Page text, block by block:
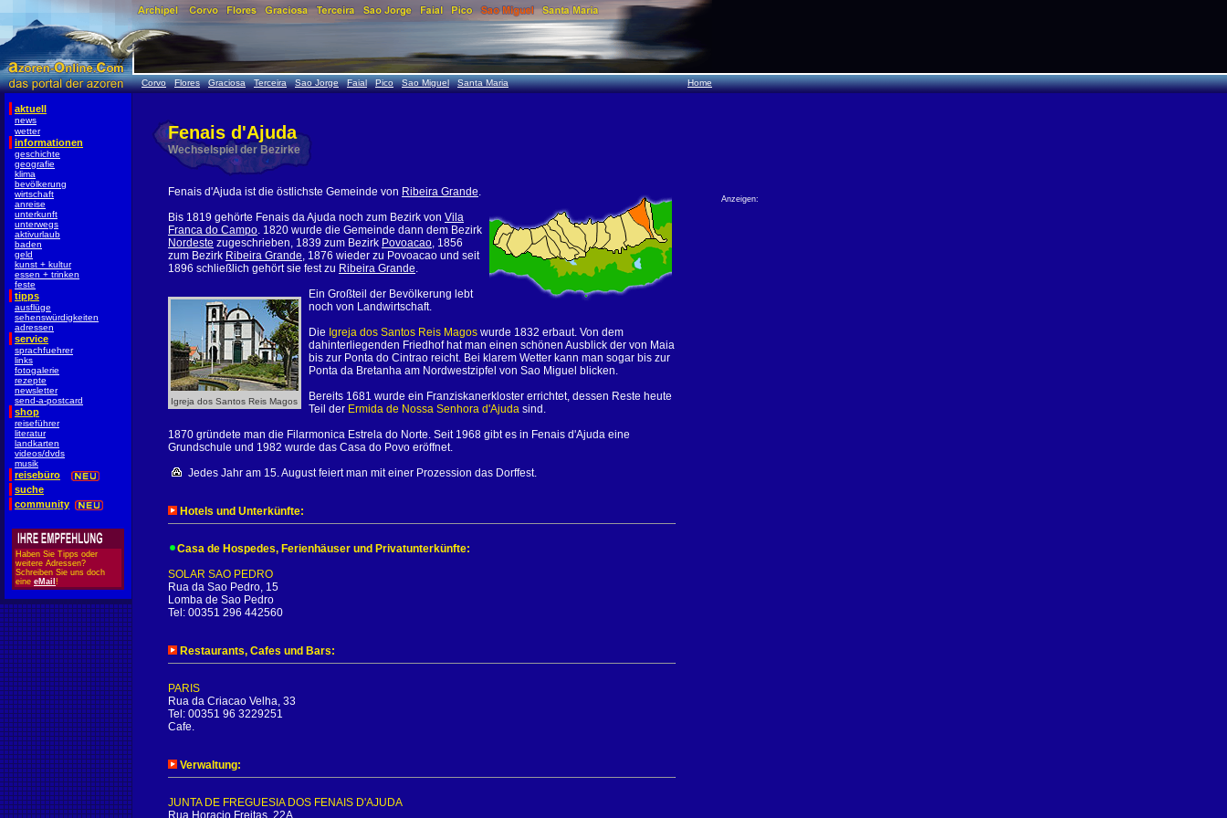
Corvo Flores Graciosa Terceira Sao Jorge Faial Pico Sao Miguel Santa Maria Home
aktuell
news
wetter
informationen
geschichte
geografie
klima
bevölkerung
wirtschaft
anreise
unterkunft
unterwegs
aktivurlaub
baden
geld
kunst + kultur
essen + trinken
feste
tipps
ausflüge
sehenswürdigkeiten
adressen
service
sprachfuehrer
links
fotogalerie
rezepte
newsletter
send-a-postcard
shop
reiseführer
literatur
landkarten
videos/dvds
musik
reisebüro
suche
community
Haben Sie Tipps oder
weitere Adressen?
Schreiben Sie uns doch
eine eMail !
Fenais d'Ajuda
Wechselspiel der Bezirke
Fenais d'Ajuda ist die östlichste Gemeinde von Ribeira Grande.
Bis 1819 gehörte Fenais da Ajuda noch zum Bezirk von Vila
Franca do Campo. 1820 wurde die Gemeinde dann dem Bezirk
Nordeste zugeschrieben, 1839 zum Bezirk Povoacao, 1856
zum Bezirk Ribeira Grande, 1876 wieder zu Povoacao und seit
1896 schließlich gehört sie fest zu Ribeira Grande.
Igreja dos Santos Reis Magos
Ein Großteil der Bevölkerung lebt
noch von Landwirtschaft.
Die Igreja dos Santos Reis Magos wurde 1832 erbaut. Von dem
dahinterliegenden Friedhof hat man einen schönen Ausblick der von Maia
bis zur Ponta do Cintrao reicht. Bei klarem Wetter kann man sogar bis zur
Ponta da Bretanha am Nordwestzipfel von Sao Miguel blicken.
Bereits 1681 wurde ein Franziskanerkloster errichtet, dessen Reste heute
Teil der Ermida de Nossa Senhora d'Ajuda sind.
1870 gründete man die Filarmonica Estrela do Norte. Seit 1968 gibt es in Fenais d'Ajuda eine
Grundschule und 1982 wurde das Casa do Povo eröffnet.
Jedes Jahr am 15. August feiert man mit einer Prozession das Dorffest.
Hotels und Unterkünfte:
Casa de Hospedes, Ferienhäuser und Privatunterkünfte:
SOLAR SAO PEDRO
Rua da Sao Pedro, 15
Lomba de Sao Pedro
Tel: 00351 296 442560
Restaurants, Cafes und Bars:
PARIS
Rua da Criacao Velha, 33
Tel: 00351 96 3229251
Cafe.
Verwaltung:
JUNTA DE FREGUESIA DOS FENAIS D'AJUDA
Rua Horacio Freitas, 22A
Anzeigen: